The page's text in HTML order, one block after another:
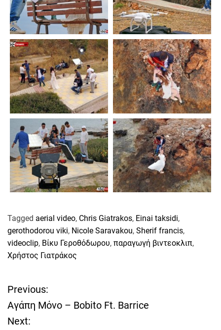
Tagged aerial video, Chris Giatrakos, Einai taksidi,
gerothodorou viki, Nicole Saravakou, Sherif francis,
videoclip, Βίκυ Γεροθόδωρου, παραγωγή βιντεοκλιπ,
Χρήστος Γιατράκος
Π
λ
Previous:
Αγάπη Μόνο – Bobito Ft. Barrice
Next: